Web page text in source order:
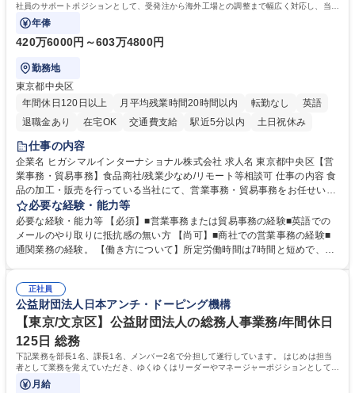
社員のサポートポジションとして、受発注から海外工場との調整まで幅広く対応し、当社
事業の根幹を支えていただきます。
年俸
420万6000円～603万4800円
勤務地
東京都中央区
年間休日120日以上
月平均残業時間20時間以内 転勤なし
英語
退職金あり
在宅OK 交通費支給 駅近5分以内 土日祝休み
仕事の内容
企業名 ヒガシマルインターナショナル株式会社 求人名 東京都中央区【営
業事務・貿易事務】食品商社/残業少なめ/リモート等相談可 仕事の内容 食
品の加工・販売を行っている当社にて、営業事務・貿易事務をお任せいた
します。営業社員のサポートポジションとして、受発注から海外工場との
調整まで幅広く対応し、当社事業の根幹を支えていただきます。 ■受発注
業務、請求書発行 ■海外工場とのスケジュール調整 ■在庫管理 ■輸入書類
の確認・作成 ■配送手配 ■通関業者を通して行う輸出入業全般 ■倉庫との
ルプロデュースしているため、商品に関わる全ての業務をサポート頂きま
す。 募集職種 東京都中央区【営業事務・貿易事務】食品商社/残業少なめ/
リモート等相談可
必要な経験・能力等
必要な経験・能力等 【必須】■営業事務または貿易事務の経験■英語での
メールのやり取りに抵抗感の無い方 【尚可】■商社での営業事務の経験■
通関業務の経験。 【働き方について】所定労働時間は7時間と短めで、残
の強み】1991年の設立以来、外食産業を中心としたお客様の多様なニー
ズに沿った冷凍水産物等の生産・輸入・販売を一貫して手掛けています。
自社工場と海外拠点の強固な連携によるワンストップサービスが最大の強
みです。 学歴・資格 学歴：大学院 大学 語学力：英語 資格：
正社員
公益財団法人日本アンチ・ドーピング機構
【東京/文京区】公益財団法人の総務人事業務/年間休日
125日 総務
下記業務を部長1名、課長1名、メンバー2名で分担して遂行しています。 はじめは担当
者として業務を覚えていただき、ゆくゆくはリーダーやマネージャーポジションとして活
躍いただくことを期待しています。
月給